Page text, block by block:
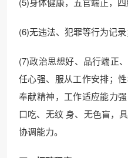
(6)无违法、犯罪等行为记录
(7)政治思想好、品行端正
任心强、服从工作安排；
奉献精神，工作适应能力
口吃、无纹 身、无色盲，
协调能力。